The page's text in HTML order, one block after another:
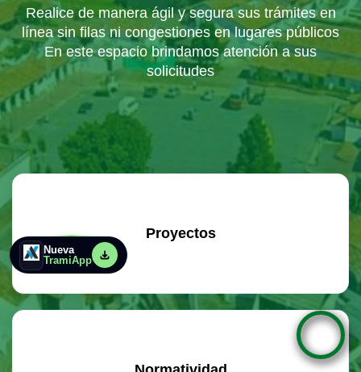
Realice de manera ágil y segura sus trámites en
línea sin filas ni congestiones en lugares públicos
En este espacio brindamos atención a sus
solicitudes
Proyectos
Nueva
TramiApp